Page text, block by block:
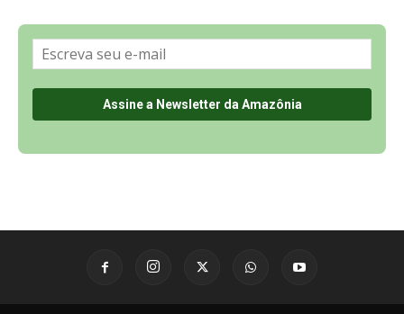
Política de Privacidade, LGPD e RGPD
Últimas Notícias
🌎 Español
©